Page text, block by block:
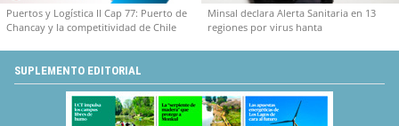
Puertos y Logística II Cap 77: Puerto de
Chancay y la competitividad de Chile
Minsal declara Alerta Sanitaria en 13
regiones por virus hanta
SUPLEMENTO EDITORIAL